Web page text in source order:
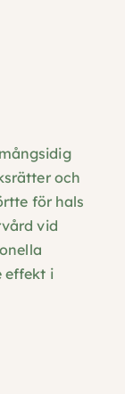
och
för hals
vid
effekt i